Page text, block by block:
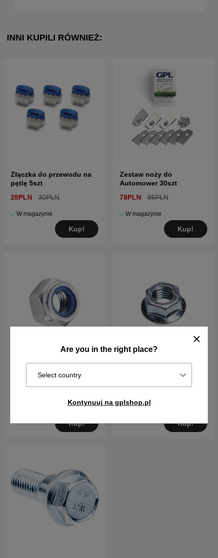
Are you in the right place?
Select country
Kontynuuj na gplshop.pl
INNI KUPILI RÓWNIEŻ:
Złączka do przewodu na
pętlę 5szt
28PLN
30PLN
W magazynie
Kup!
Zestaw noży do
Automower 30szt
78PLN
86PLN
W magazynie
Kup!
12X175 5375439-01
Kup!
W magazynie
Kup!